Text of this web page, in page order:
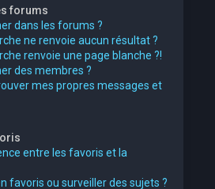
forums
dans les forums ?
ne renvoie aucun résultat ?
renvoie une page blanche ?!
des membres ?
mes propres messages et
entre les favoris et la
favoris ou surveiller des sujets ?